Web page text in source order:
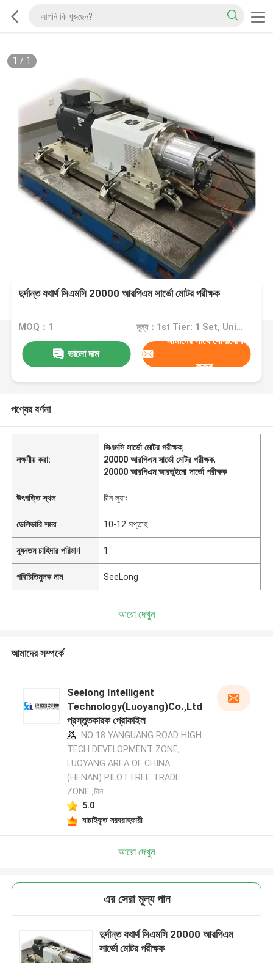
1 / 1
দুর্দান্ত যথার্থ সিএমসি 20000 আরপিএম সার্ভো মোটর পরীক্ষক
MOQ：1 মূল্য：1st Tier: 1 Set, Unit Price USD 3.00 2nd Tier: 2-5 Sets, Unit Price USD 2.00 3rd Tier: Over 5 Sets, Unit Price USD 1.00
ভালো দাম
আমাদের সাথে যোগাযোগ
করুন
পণ্যের বর্ণনা
লক্ষণীয় করা:
সিএমসি সার্ভো মোটর পরীক্ষক,
20000 আরপিএম সার্ভো মোটর পরীক্ষক,
20000 আরপিএম আরডুইনো সার্ডো পরীক্ষক
উৎপত্তি স্থল চীন লুয়াং
ডেলিভারি সময় 10-12 সপ্তাহ
ন্যূনতম চাহিদার পরিমাণ 1
পরিচিতিমুলক নাম SeeLong
আরো দেখুন
আমাদের সম্পর্কে
Seelong Intelligent
Technology(Luoyang)Co.,Ltd
প্রস্তুতকারক প্রোফাইল
NO 18 YANGUANG ROAD HIGH
TECH DEVELOPMENT ZONE,
LUOYANG AREA OF CHINA
(HENAN) PILOT FREE TRADE
ZONE ,চীন
5.0
যাচাইকৃত সরবরাহকারী
আরো দেখুন
এর সেরা মূল্য পান
দুর্দান্ত যথার্থ সিএমসি 20000 আরপিএম
সার্ভো মোটর পরীক্ষক